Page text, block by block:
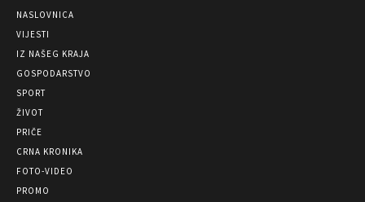
NASLOVNICA
VIJESTI
IZ NAŠEG KRAJA
GOSPODARSTVO
SPORT
ŽIVOT
PRIČE
CRNA KRONIKA
FOTO-VIDEO
PROMO